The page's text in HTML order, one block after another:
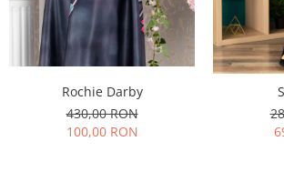
Rochie Darby
430,00 RON
100,00 RON